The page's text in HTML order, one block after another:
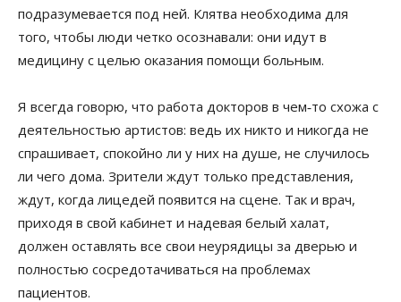
подразумевается под ней. Клятва необходима для
того, чтобы люди четко осознавали: они идут в
медицину с целью оказания помощи больным.
Я всегда говорю, что работа докторов в чем‑то схожа с
деятельностью артистов: ведь их никто и никогда не
спрашивает, спокойно ли у них на душе, не случилось
ли чего дома. Зрители ждут только представления,
ждут, когда лицедей появится на сцене. Так и врач,
приходя в свой кабинет и надевая белый халат,
должен оставлять все свои неурядицы за дверью и
полностью сосредотачиваться на проблемах
пациентов.